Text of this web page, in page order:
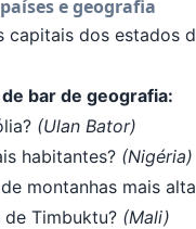
e geografia
capitais dos estados
bar de geografia:
(Ulan Bator)
habitantes? (Nigéria)
montanhas mais
Timbuktu? (Mali)